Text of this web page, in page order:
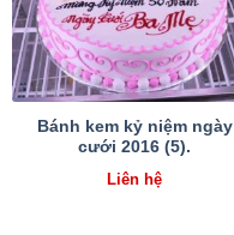
Bánh kem kỷ niệm ngày
cưới 2016 (5).
Liên hệ